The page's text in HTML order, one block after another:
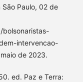
Paulo, 02 de
intervencao-
de 2023.
ed. Paz e Terra: